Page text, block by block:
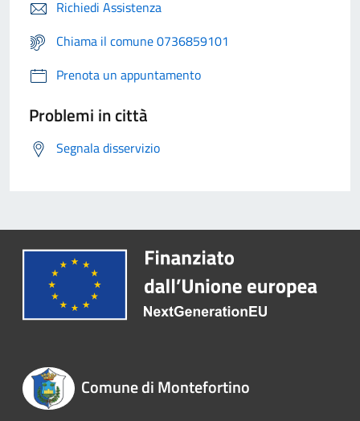
Richiedi Assistenza
Chiama il comune 0736859101
Prenota un appuntamento
Problemi in città
Segnala disservizio
Comune di Montefortino